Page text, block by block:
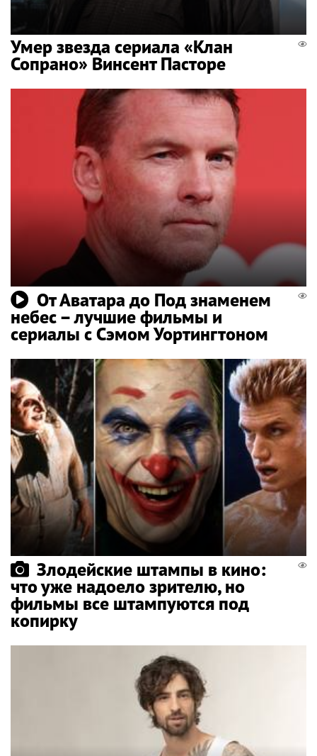
Умер звезда сериала «Клан
Сопрано» Винсент Пасторе
От Аватара до Под знаменем
небес – лучшие фильмы и
сериалы с Сэмом Уортингтоном
Злодейские штампы в кино:
что уже надоело зрителю, но
фильмы все штампуются под
копирку